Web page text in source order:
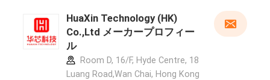
HuaXin Technology (HK)
Co.,Ltd メーカープロフィー
ル
Room D, 16/F, Hyde Centre, 18
Luang Road,Wan Chai, Hong Kong